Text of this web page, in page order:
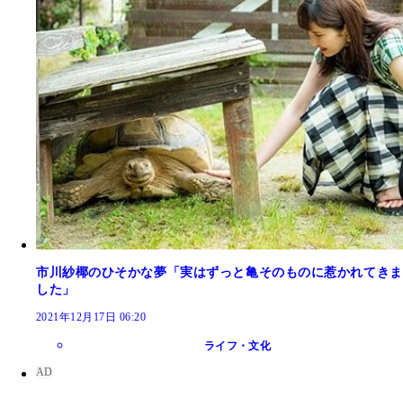
市川紗椰のひそかな夢「実はずっと亀そのものに惹かれてきま
した」
2021年12月17日 06:20
ライフ・文化